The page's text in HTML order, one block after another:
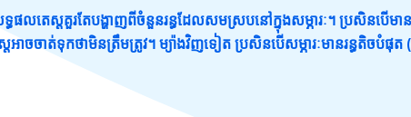
ធផលតេស្តគួរតែបង្ហាញពីចំនួនរន្ធដែលសមស្របនៅក្នុងសម្ភារៈ។ ប្រសិនបើមា
តអាចចាត់ទុកថាមិនត្រឹមត្រូវ។ ម្យ៉ាងវិញទៀត ប្រសិនបើសម្ភារៈមានរន្ធតិចបំផុ